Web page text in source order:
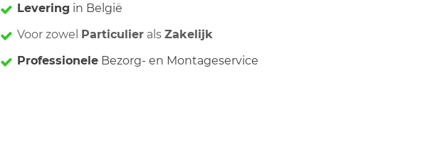
Levering in België
Voor zowel Particulier alsZakelijk
Professionele Bezorg- en Montageservice